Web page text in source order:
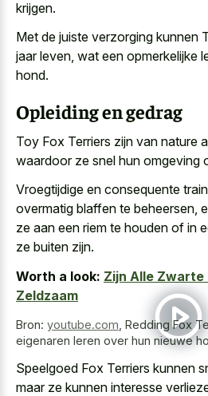
krijgen.
Met de juiste verzorging kunnen
jaar leven, wat een opmerkelijke
hond.
Opleiding en gedrag
Toy Fox Terriers zijn van nature
waardoor ze snel hun omgeving
Vroegtijdige en consequente
overmatig blaffen te beheersen,
ze aan een riem te houden of in
ze buiten zijn.
Worth a look: Zijn Alle
Zeldzaam
Bron: youtube.com Redding Fox
eigenaren leren over hun nieuwe
Speelgoed Fox Terriers kunnen
maar ze kunnen interesse